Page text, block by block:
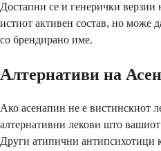
Достапни се и генерички верзии
истиот активен состав, но може
со брендирано име.
Алтернативи на
Ако асенапин не е вистинскиот
алтернативни лекови што
Други атипични антипсихотици